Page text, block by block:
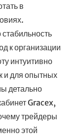
в
к организации
интуитивно
и для опытных
детально
Gracex,
трейдеры
этой